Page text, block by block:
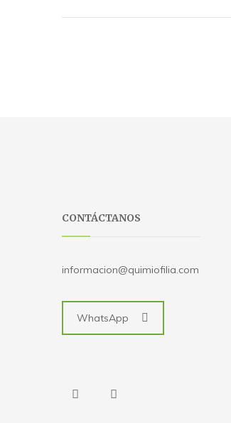
CONTÁCTANOS
informacion@quimiofilia.com
WhatsApp